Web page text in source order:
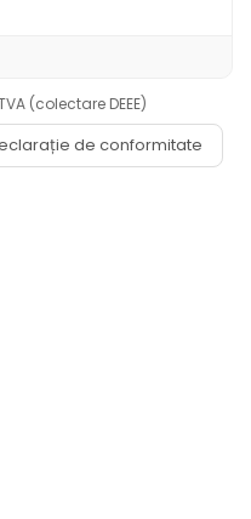
(colectare DEEE)
de conformitate